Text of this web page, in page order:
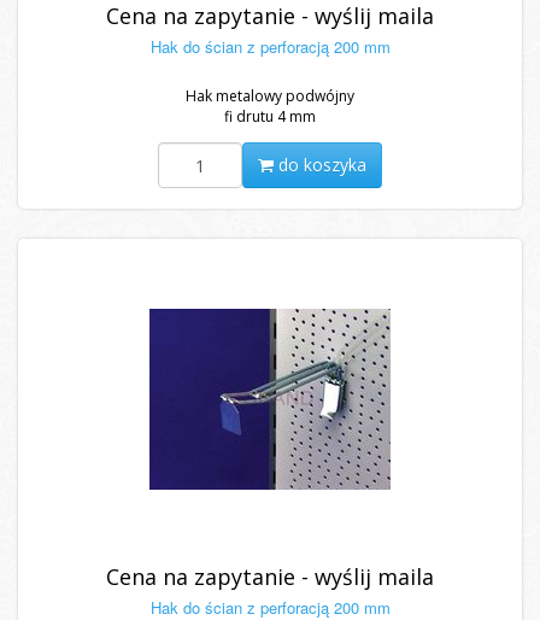
Cena na zapytanie - wyślij maila
Hak do ścian z perforacją 200 mm
Hak metalowy podwójny
fi drutu 4 mm
do koszyka
Cena na zapytanie - wyślij maila
Hak do ścian z perforacją 200 mm